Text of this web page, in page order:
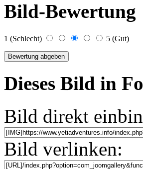
Bild-Bewertung
1 (Schlecht) 5 (Gut)
Dieses Bild in
Bild direkt
Bild verlinken: